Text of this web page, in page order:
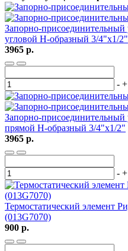
Запорно-
угловой H-образный 3/4"х1/2"
3965 р.
- +
Запорно-
прямой H-образный 3/4"х1/2"
3965 р.
- +
Термостатический элемент
(013G7070)
900 р.